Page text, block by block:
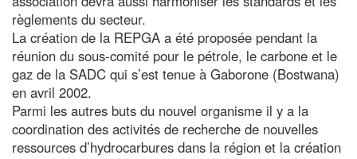
règlements du secteur.
La création de la REPGA a été proposée pendant la
réunion du sous-comité pour le pétrole, le carbone et le
gaz de la SADC qui s’est tenue à Gaborone (Bostwana)
en avril 2002.
Parmi les autres buts du nouvel organisme il y a la
coordination des activités de recherche de nouvelles
ressources d’hydrocarbures dans la région et la création